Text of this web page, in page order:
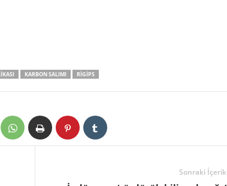
KARBON SALIMI RIGIPS
Sonraki İçerik